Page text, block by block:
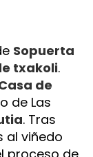
txakoli.
de
de Las
. Tras
al viñedo